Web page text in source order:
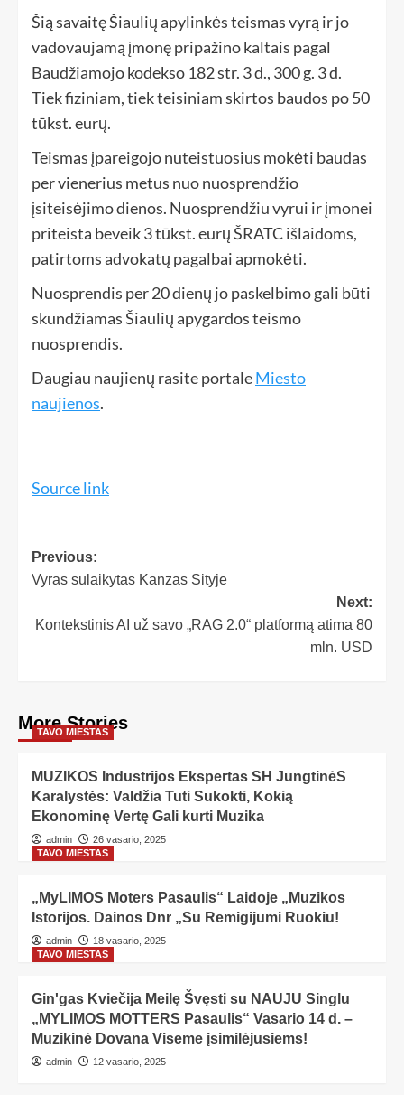
Šią savaitę Šiaulių apylinkės teismas vyrą ir jo
vadovaujamą įmonę pripažino kaltais pagal
Baudžiamojo kodekso 182 str. 3 d., 300 g. 3 d.
Tiek fiziniam, tiek teisiniam skirtos baudos po 50
tūkst. eurų.
Teismas įpareigojo nuteistuosius mokėti baudas
per vienerius metus nuo nuosprendžio
įsiteisėjimo dienos. Nuosprendžiu vyrui ir įmonei
priteista beveik 3 tūkst. eurų ŠRATC išlaidoms,
patirtoms advokatų pagalbai apmokėti.
Nuosprendis per 20 dienų jo paskelbimo gali būti
skundžiamas Šiaulių apygardos teismo
nuosprendis.
Daugiau naujienų rasite portaleMiesto
naujienos.
Source link
Previous:
Vyras sulaikytas Kanzas Sityje
Next:
Kontekstinis AI už savo „RAG 2.0“ platformą atima 80
mln. USD
More Stories
TAVO MIESTAS
MUZIKOS Industrijos Ekspertas SH JungtinėS
Karalystės: Valdžia Tuti Sukokti, Kokią
Ekonominę Vertę Gali kurti Muzika
admin
26 vasario, 2025
TAVO MIESTAS
„MyLIMOS Moters Pasaulis“ Laidoje „Muzikos
Istorijos. Dainos Dnr „Su Remigijumi Ruokiu!
admin
18 vasario, 2025
TAVO MIESTAS
Gin'gas Kviečija Meilę Švęsti su NAUJU Singlu
„MYLIMOS MOTTERS Pasaulis“ Vasario 14 d. –
Muzikinė Dovana Viseme įsimilėjusiems!
admin 12 vasario, 2025